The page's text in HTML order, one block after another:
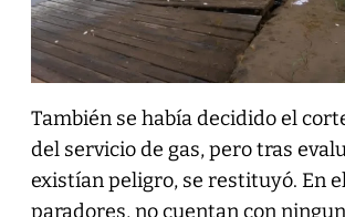
También se había decidido el
del servicio de gas, pero tras
existían peligro, se restituyó. En
paradores, no cuentan con